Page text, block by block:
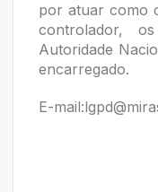
por atuar como
controlador,
Autoridade
encarregado.
E-mail: